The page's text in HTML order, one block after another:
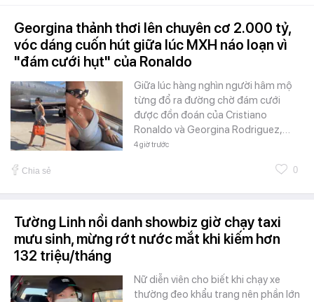
Georgina thảnh thơi lên chuyên cơ 2.000 tỷ,
vóc dáng cuốn hút giữa lúc MXH náo loạn vì
"đám cưới hụt" của Ronaldo
Giữa lúc hàng nghìn người hâm mộ
từng đổ ra đường chờ đám cưới
được đồn đoán của Cristiano
Ronaldo và Georgina Rodriguez,…
4 giờ trước
Chia sẻ 0
Tường Linh nổi danh showbiz giờ chạy taxi
mưu sinh, mừng rớt nước mắt khi kiếm hơn
132 triệu/tháng
Nữ diễn viên cho biết khi chạy xe
thường đeo khẩu trang nên phần lớn